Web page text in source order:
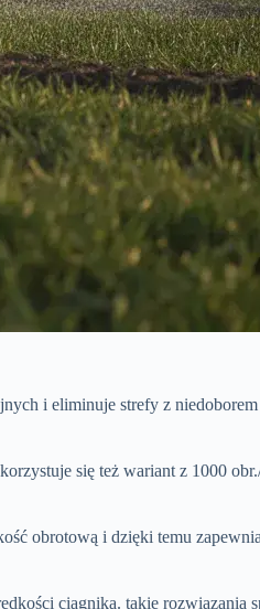
i eliminuje strefy z
się też wariant z 1000
obrotową i dzięki temu
ciągnika. takie rozwiązania